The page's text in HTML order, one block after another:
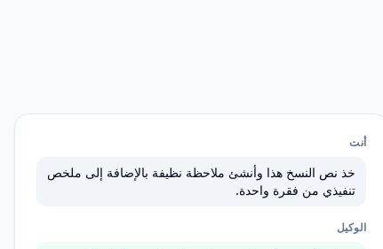
أنت
خذ نص النسخ هذا وأنشئ ملاحظة نظيفة بالإضافة إلى ملخص
تنفيذي من فقرة واحدة.
الوكيل